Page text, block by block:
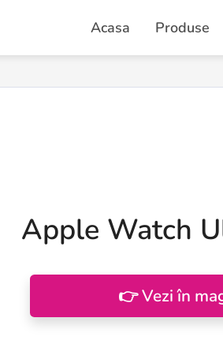
Acasa Produse
Apple Watch
👉 Vezi în